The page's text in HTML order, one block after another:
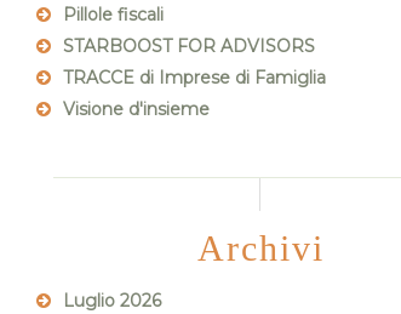
Pillole fiscali
STARBOOST FOR ADVISORS
TRACCE di Imprese di Famiglia
Visione d'insieme
Archivi
Luglio 2026